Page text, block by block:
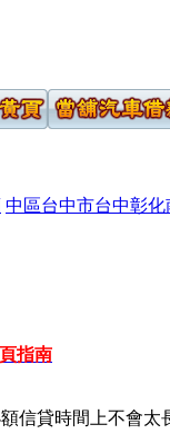
中區台中市台中彰化
指南
信貸時間上不會